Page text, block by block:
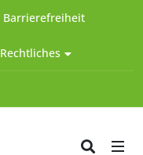
Barrierefreiheit
Rechtliches